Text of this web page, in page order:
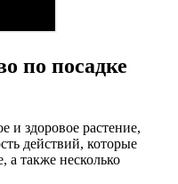
по посадке
и здоровое растение,
действий, которые
а также несколько